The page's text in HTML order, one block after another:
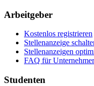
Arbeitgeber
Kostenlos registrieren
Stellenanzeige
Stellenanzeigen
FAQ für Unternehmer
Studenten